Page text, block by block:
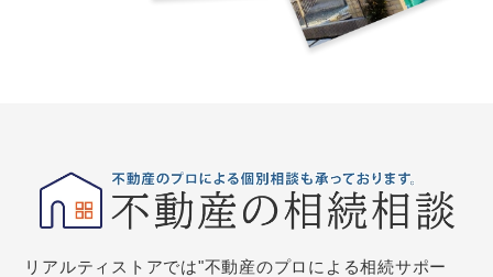
リアルティストアでは"不動産のプロによる相続サポー